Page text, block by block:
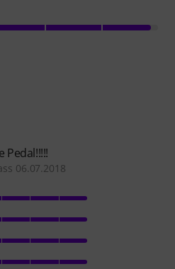
Pedal!!!!!
06.07.2018